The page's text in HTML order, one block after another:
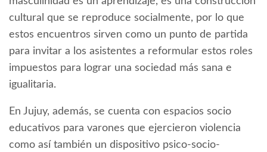
cultural que se reproduce socialmente, por lo que
estos encuentros sirven como un punto de partida
para invitar a los asistentes a reformular estos roles
impuestos para lograr una sociedad más sana e
igualitaria.
En Jujuy, además, se cuenta con espacios socio
educativos para varones que ejercieron violencia
como así también un dispositivo psico-socio-